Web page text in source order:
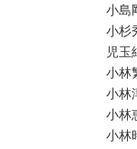
小島
小杉
児玉
小林
小林
小林
小林